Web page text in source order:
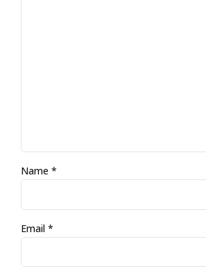
Name *
Email *